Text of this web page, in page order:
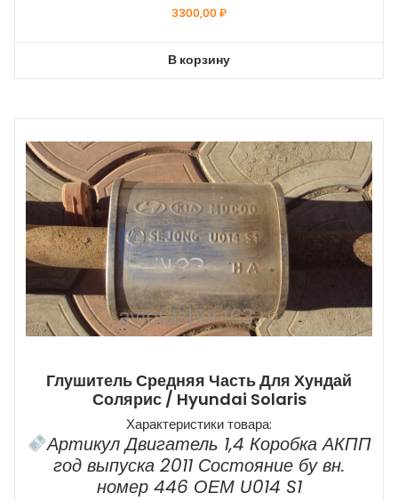
3300,00₽
В корзину
Глушитель Средняя Часть Для Хундай
Солярис / Hyundai Solaris
Характеристики товара:
Артикул Двигатель 1,4 Коробка АКПП
год выпуска 2011 Состояние бу вн.
номер 446 ОЕМ U014 S1